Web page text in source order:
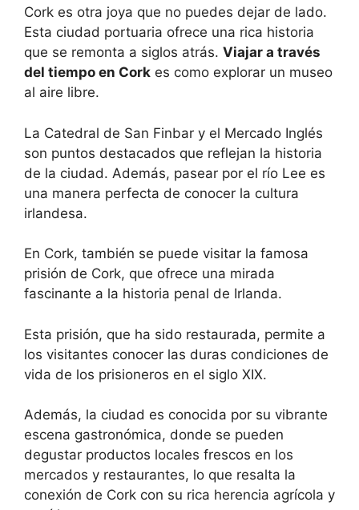
Cork es otra joya que no puedes dejar de lado.
Esta ciudad portuaria ofrece una rica historia
que se remonta a siglos atrás. Viajar a través
del tiempo en Cork es como explorar un museo
al aire libre.
La Catedral de San Finbar y el Mercado Inglés
son puntos destacados que reflejan la historia
de la ciudad. Además, pasear por el río Lee es
una manera perfecta de conocer la cultura
irlandesa.
En Cork, también se puede visitar la famosa
prisión de Cork, que ofrece una mirada
fascinante a la historia penal de Irlanda.
Esta prisión, que ha sido restaurada, permite a
los visitantes conocer las duras condiciones de
vida de los prisioneros en el siglo XIX.
Además, la ciudad es conocida por su vibrante
escena gastronómica, donde se pueden
degustar productos locales frescos en los
mercados y restaurantes, lo que resalta la
conexión de Cork con su rica herencia agrícola y